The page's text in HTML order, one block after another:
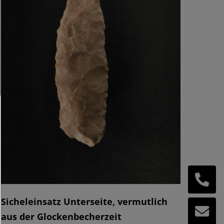
Sicheleinsatz Unterseite, vermutlich
aus der Glockenbecherzeit